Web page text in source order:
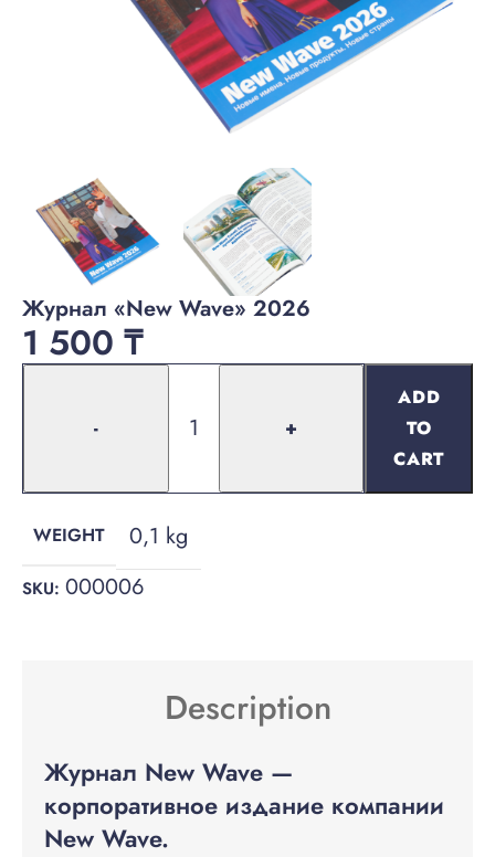
Журнал «New Wave» 2026
1 500 ₸
- +
ADD
TO
CART
WEIGHT 0,1 kg
SKU: 000006
Description
Журнал New Wave —
корпоративное издание компании
New Wave.